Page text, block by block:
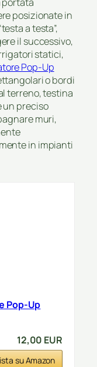
posizionate in
a testa”,
il successivo,
statici,
Pop-Up
o bordi
terreno, testina
un preciso
muri,
in impianti
Pop-Up
12,00 EUR
su Amazon